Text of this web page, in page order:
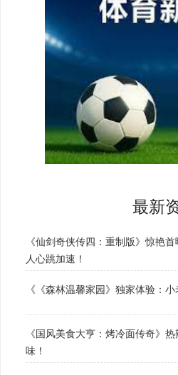
最新
《仙剑奇侠传四：重制版》惊艳
人心跳加速！
《《森林温馨家园》独家体验：
《国风美食大亨：烤冷面传奇》
味！